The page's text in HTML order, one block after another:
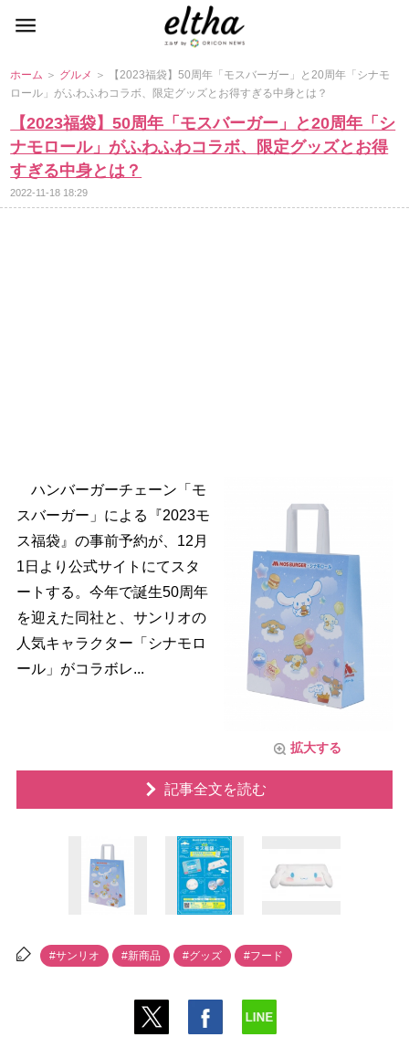
ホーム ＞ グルメ ＞ 【2023福袋】50周年「モスバーガー」と20周年「シナモ
ロール」がふわふわコラボ、限定グッズとお得すぎる中身とは？
【2023福袋】50周年「モスバーガー」と20周年「シ
ナモロール」がふわふわコラボ、限定グッズとお得
すぎる中身とは？
2022-11-18 18:29
拡大する
ハンバーガーチェーン「モ
スバーガー」による『2023モ
ス福袋』の事前予約が、12月
1日より公式サイトにてスタ
ートする。今年で誕生50周年
を迎えた同社と、サンリオの
人気キャラクター「シナモロ
ール」がコラボレ...
記事全文を読む
#サンリオ #新商品 #グッズ #フード